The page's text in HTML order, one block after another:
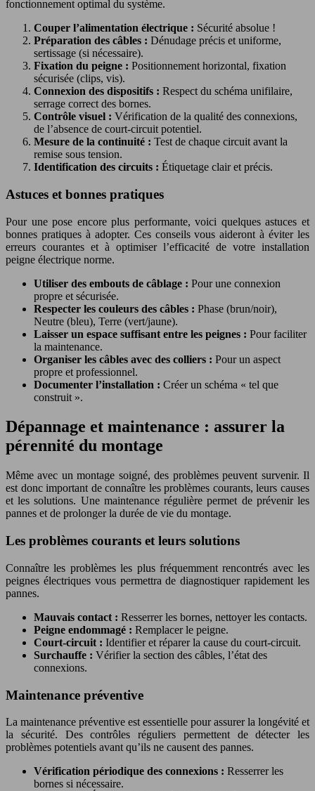
fonctionnement optimal du système.
Couper l’alimentation électrique : Sécurité absolue !
Préparation des câbles : Dénudage précis et uniforme,
sertissage (si nécessaire).
Fixation du peigne : Positionnement horizontal, fixation
sécurisée (clips, vis).
Connexion des dispositifs : Respect du schéma unifilaire,
serrage correct des bornes.
Contrôle visuel : Vérification de la qualité des connexions,
de l’absence de court-circuit potentiel.
Mesure de la continuité : Test de chaque circuit avant la
remise sous tension.
Identification des circuits : Étiquetage clair et précis.
Astuces et bonnes pratiques
Pour une pose encore plus performante, voici quelques astuces et
bonnes pratiques à adopter. Ces conseils vous aideront à éviter les
erreurs courantes et à optimiser l’efficacité de votre installation
peigne électrique norme.
Utiliser des embouts de câblage : Pour une connexion
propre et sécurisée.
Respecter les couleurs des câbles : Phase (brun/noir),
Neutre (bleu), Terre (vert/jaune).
Laisser un espace suffisant entre les peignes : Pour faciliter
la maintenance.
Organiser les câbles avec des colliers : Pour un aspect
propre et professionnel.
Documenter l’installation : Créer un schéma « tel que
construit ».
Dépannage et maintenance : assurer la
pérennité du montage
Même avec un montage soigné, des problèmes peuvent survenir. Il
est donc important de connaître les problèmes courants, leurs causes
et les solutions. Une maintenance régulière permet de prévenir les
pannes et de prolonger la durée de vie du montage.
Les problèmes courants et leurs solutions
Connaître les problèmes les plus fréquemment rencontrés avec les
peignes électriques vous permettra de diagnostiquer rapidement les
pannes.
Mauvais contact : Resserrer les bornes, nettoyer les contacts.
Peigne endommagé : Remplacer le peigne.
Court-circuit : Identifier et réparer la cause du court-circuit.
Surchauffe : Vérifier la section des câbles, l’état des
connexions.
Maintenance préventive
La maintenance préventive est essentielle pour assurer la longévité et
la sécurité. Des contrôles réguliers permettent de détecter les
problèmes potentiels avant qu’ils ne causent des pannes.
Vérification périodique des connexions : Resserrer les
bornes si nécessaire.